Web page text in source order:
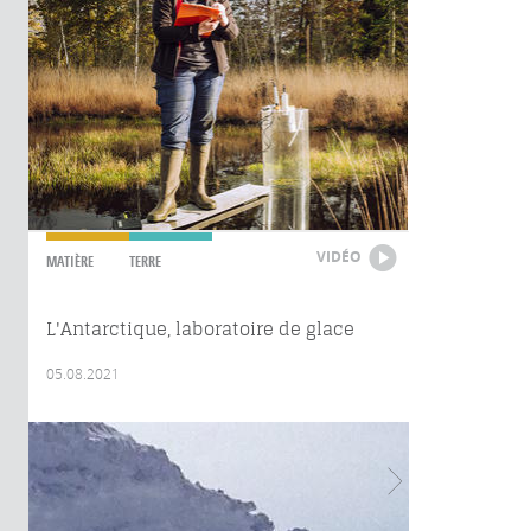
MATIÈRE TERRE VIDÉO
L'Antarctique, laboratoire de glace
05.08.2021